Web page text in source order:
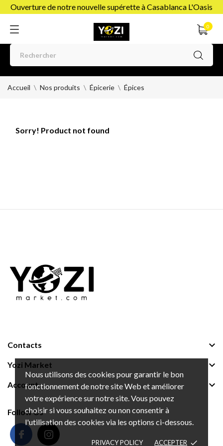
Nous utilisons des cookies pour garantir le bon
fonctionnement de notre site Web et améliorer
votre expérience sur notre site. Vous pouvez
choisir si vous souhaitez ou non consentir à
l'utilisation des cookies via les options ci-dessous.
PRIVACY POLICY ACCEPTER done
Ouverture de notre nouvelle supérette à Casablanca L'Oasis
0
Accueil Nos produits Épicerie Épices
Sorry! Product not found
Contacts 
Yozi Market 
Account 
Follow Us